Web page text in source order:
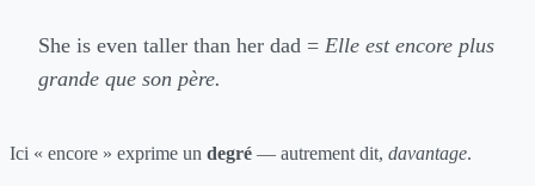
She is even taller than her dad = Elle est encore plus
grande que son père.
Ici « encore » exprime un degré — autrement dit, davantage.